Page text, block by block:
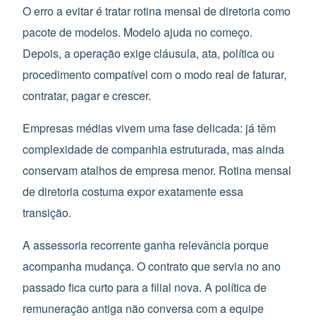
O erro a evitar é tratar rotina mensal de diretoria como
pacote de modelos. Modelo ajuda no começo.
Depois, a operação exige cláusula, ata, política ou
procedimento compatível com o modo real de faturar,
contratar, pagar e crescer.
Empresas médias vivem uma fase delicada: já têm
complexidade de companhia estruturada, mas ainda
conservam atalhos de empresa menor. Rotina mensal
de diretoria costuma expor exatamente essa
transição.
A assessoria recorrente ganha relevância porque
acompanha mudança. O contrato que servia no ano
passado fica curto para a filial nova. A política de
remuneração antiga não conversa com a equipe